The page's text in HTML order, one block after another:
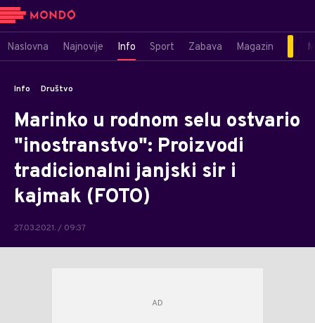
Naslovna Najnovije Info Sport Zabava Magazin
Info Društvo
Marinko u rodnom selu ostvario
"inostranstvo": Proizvodi
tradicionalni janjski sir i
kajmak (FOTO)
27.03.2021. / 09:37